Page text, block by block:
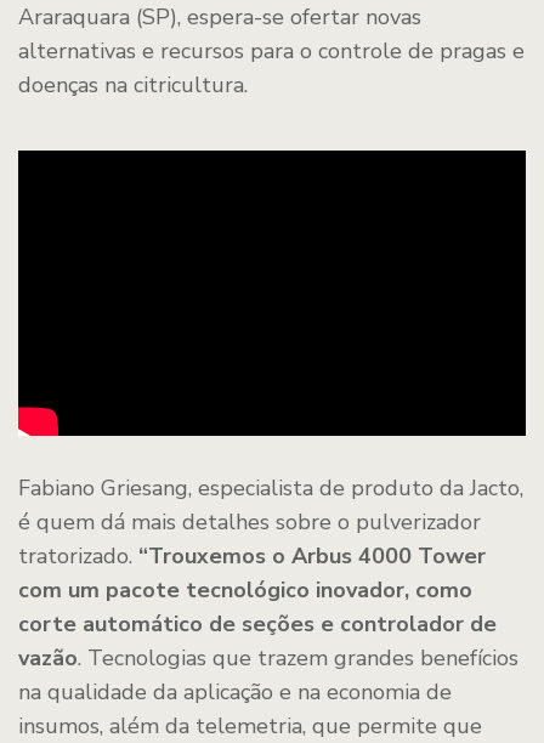
Araraquara (SP), espera-se ofertar novas
alternativas e recursos para o controle de pragas e
doenças na citricultura.
Fabiano Griesang, especialista de produto da Jacto,
é quem dá mais detalhes sobre o pulverizador
tratorizado. “Trouxemos o Arbus 4000 Tower
com um pacote tecnológico inovador, como
corte automático de seções e controlador de
vazão. Tecnologias que trazem grandes benefícios
na qualidade da aplicação e na economia de
insumos, além da telemetria, que permite que